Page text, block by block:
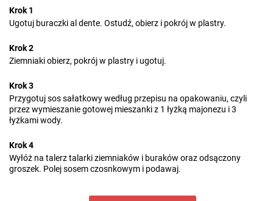
Krok 1
Ugotuj buraczki al dente. Ostudź, obierz i pokrój w plastry.
Krok 2
Ziemniaki obierz, pokrój w plastry i ugotuj.
Krok 3
Przygotuj sos sałatkowy według przepisu na opakowaniu, czyli
przez wymieszanie gotowej mieszanki z 1 łyżką majonezu i 3
łyżkami wody.
Krok 4
Wyłóż na talerz talarki ziemniaków i buraków oraz odsączony
groszek. Polej sosem czosnkowym i podawaj.